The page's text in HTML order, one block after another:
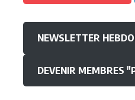
NEWSLETTER
DEVENIR MEMBRES